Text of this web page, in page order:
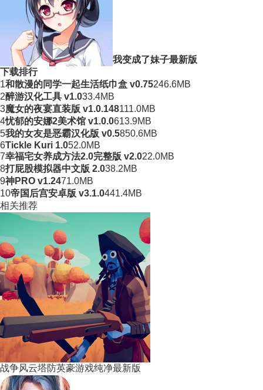
我变成了妹子最新版
下载排行
1和散漫的同学一起生活纸巾盒 v0.75246.6MB
2醉游汉化工具 v1.033.4MB
3魔女的夜宴直装版 v1.0.148111.0MB
4忧郁的安娜2美术馆 v1.0.0613.9MB
5我的女友是恶霸汉化版 v0.5850.6MB
6Tickle Kuri 1.052.0MB
7幸福宅女养成方法2.0完整版 v2.022.0MB
8打屁股模拟器中文版 2.038.2MB
9神PRO v1.2471.0MB
10帝国后宫安卓版 v3.1.0441.4MB
相关推荐
战争风云塔防英豪游戏纯净最新版